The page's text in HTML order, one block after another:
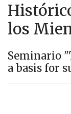
los
Seminario
a basis for